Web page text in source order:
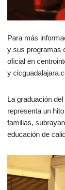
Para más
y sus programas
oficial en
y
La graduación
representa un
familias,
educación de